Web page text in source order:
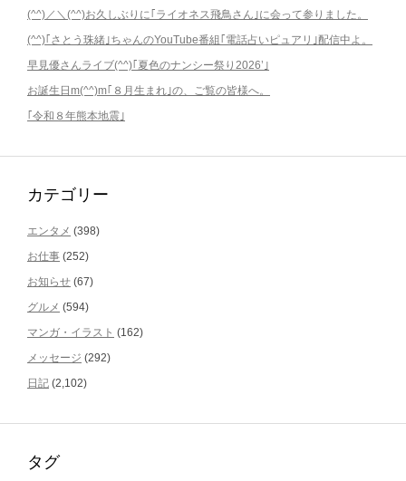
(^^)／＼(^^)お久しぶりに｢ライオネス飛鳥さん｣に会って参りました。
(^^)｢さとう珠緒｣ちゃんのYouTube番組｢電話占いピュアリ｣配信中よ。
早見優さんライブ(^^)｢夏色のナンシー祭り2026’｣
お誕生日m(^^)m｢８月生まれ｣の、ご覧の皆様へ。
｢令和８年熊本地震｣
カテゴリー
エンタメ (398)
お仕事 (252)
お知らせ (67)
グルメ (594)
マンガ・イラスト (162)
メッセージ (292)
日記 (2,102)
タグ